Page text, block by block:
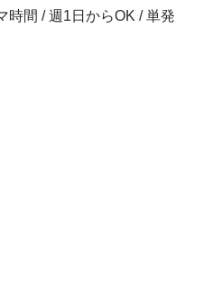
時間 / 週1日からOK / 単発